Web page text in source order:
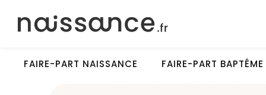
FAIRE-PART NAISSANCE FAIRE-PART BAPTÊME